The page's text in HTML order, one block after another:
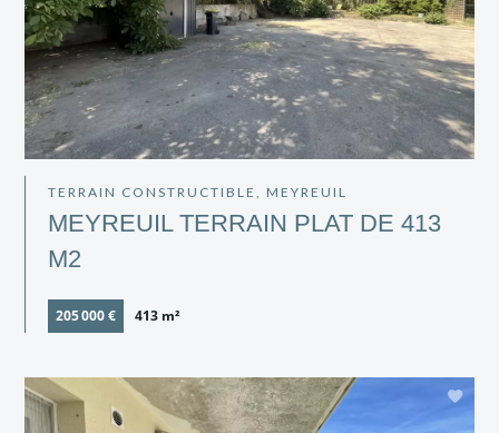
TERRAIN CONSTRUCTIBLE, MEYREUIL
MEYREUIL TERRAIN PLAT DE 413
M2
205 000 € 413 m²